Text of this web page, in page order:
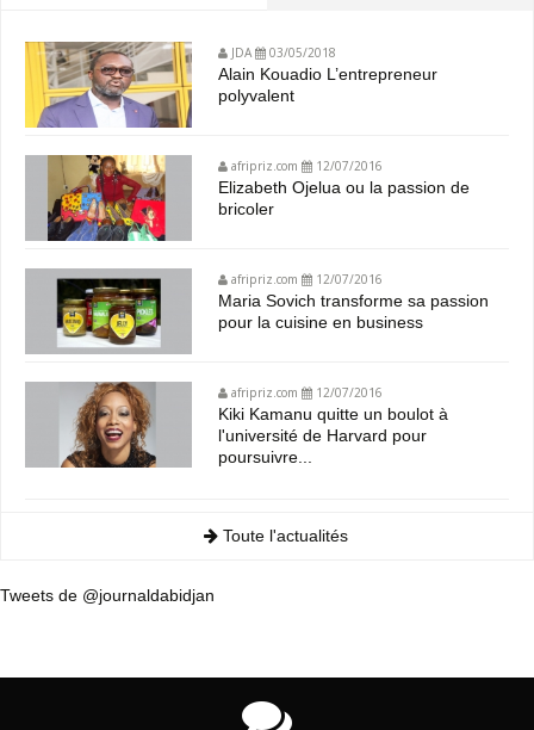
JDA 03/05/2018
Alain Kouadio L’entrepreneur
polyvalent
afripriz.com 12/07/2016
Elizabeth Ojelua ou la passion de
bricoler
afripriz.com 12/07/2016
Maria Sovich transforme sa passion
pour la cuisine en business
afripriz.com 12/07/2016
Kiki Kamanu quitte un boulot à
l'université de Harvard pour
poursuivre...
Toute l'actualités
Tweets de @journaldabidjan